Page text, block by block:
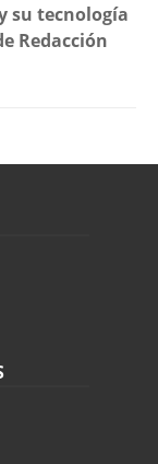
su tecnología
Redacción